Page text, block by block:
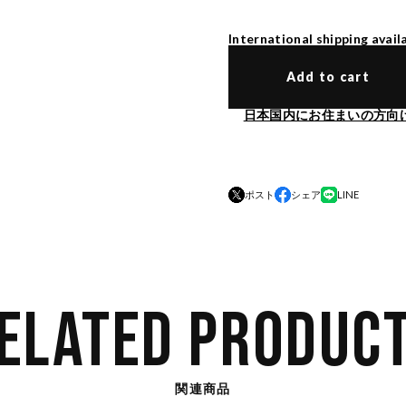
International shipping
Add to cart
日本国内にお住まいの方向
ポスト シェア LINE
関連商品